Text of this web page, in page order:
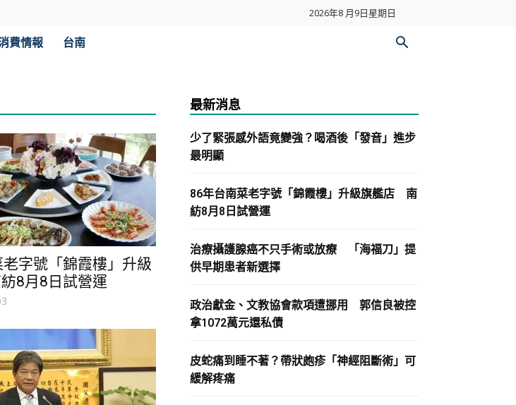
2026年8 月9日星期日
費情報 台南
字號「錦霞樓」升級
8月8日試營運
最新消息
少了緊張感外語竟變強？喝酒後「發音」進步
最明顯
86年台南菜老字號「錦霞樓」升級旗艦店 南
紡8月8日試營運
治療攝護腺癌不只手術或放療 「海福刀」提
供早期患者新選擇
政治獻金、文教協會款項遭挪用 郭信良被控
拿1072萬元還私債
皮蛇痛到睡不著？帶狀皰疹「神經阻斷術」可
緩解疼痛